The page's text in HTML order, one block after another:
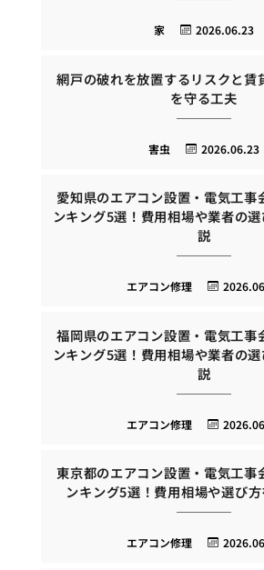
2026.06.23
家
網戸の破れを放置するリスクと賃
を守る工夫
2026.06.23
害虫
愛知県のエアコン設置・電気工事
ンキング5選！費用相場や業者の
説
エアコン修理
福岡県のエアコン設置・電気工事
ンキング5選！費用相場や業者の
説
エアコン修理
東京都のエアコン設置・電気工事
ンキング5選！費用相場や選び
エアコン修理